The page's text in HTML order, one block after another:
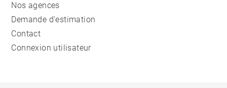
Nos agences
Demande d'estimation
Contact
Connexion utilisateur